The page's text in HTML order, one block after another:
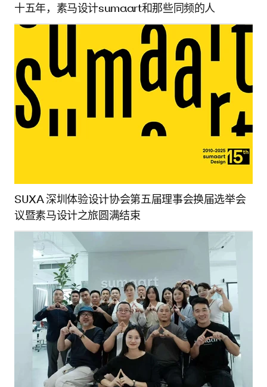
十五年，素马设计sumaart和那些同频的人
SUXA 深圳体验设计协会第五届理事会换届选举会
议暨素马设计之旅圆满结束